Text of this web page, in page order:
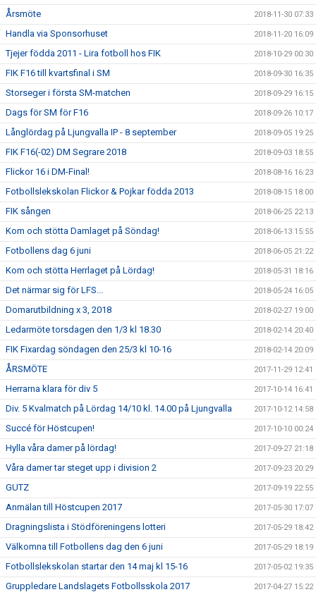
Årsmöte 2018-11-30 07:33
Handla via Sponsorhuset 2018-11-20 16:09
Tjejer födda 2011 - Lira fotboll hos FIK 2018-10-29 00:30
FIK F16 till kvartsfinal i SM 2018-09-30 16:35
Storseger i första SM-matchen 2018-09-29 16:15
Dags för SM för F16 2018-09-26 10:17
Långlördag på Ljungvalla IP - 8 september 2018-09-05 19:25
FIK F16(-02) DM Segrare 2018 2018-09-03 18:55
Flickor 16 i DM-Final! 2018-08-16 16:23
Fotbollslekskolan Flickor & Pojkar födda 2013 2018-08-15 18:00
FIK sången 2018-06-25 22:13
Kom och stötta Damlaget på Söndag! 2018-06-13 15:55
Fotbollens dag 6 juni 2018-06-05 21:22
Kom och stötta Herrlaget på Lördag! 2018-05-31 18:16
Det närmar sig för LFS... 2018-05-24 16:05
Domarutbildning x 3, 2018 2018-02-27 19:00
Ledarmöte torsdagen den 1/3 kl 18.30 2018-02-14 20:40
FIK Fixardag söndagen den 25/3 kl 10-16 2018-02-14 20:09
ÅRSMÖTE 2017-11-29 12:41
Herrarna klara för div 5 2017-10-14 16:41
Div. 5 Kvalmatch på Lördag 14/10 kl. 14.00 på Ljungvalla 2017-10-12 14:58
Succé för Höstcupen! 2017-10-10 00:24
Hylla våra damer på lördag! 2017-09-27 21:18
Våra damer tar steget upp i division 2 2017-09-23 20:29
GUTZ 2017-09-19 22:55
Anmälan till Höstcupen 2017 2017-05-30 17:07
Dragningslista i Stödföreningens lotteri 2017-05-29 18:42
Välkomna till Fotbollens dag den 6 juni 2017-05-29 18:19
Fotbollslekskolan startar den 14 maj kl 15-16 2017-05-02 19:35
Gruppledare Landslagets Fotbollsskola 2017 2017-04-27 15:22